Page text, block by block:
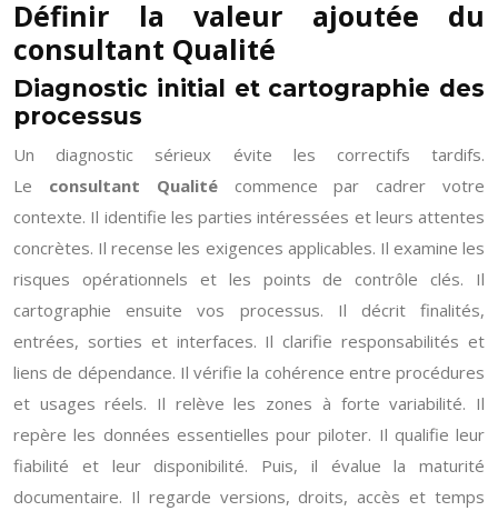
Définir la valeur ajoutée du
consultant Qualité
Diagnostic initial et cartographie des
processus
Un diagnostic sérieux évite les correctifs tardifs.
Le consultant Qualitécommence par cadrer votre
contexte. Il identifie les parties intéressées et leurs attentes
concrètes. Il recense les exigences applicables. Il examine les
risques opérationnels et les points de contrôle clés. Il
cartographie ensuite vos processus. Il décrit finalités,
entrées, sorties et interfaces. Il clarifie responsabilités et
liens de dépendance. Il vérifie la cohérence entre procédures
et usages réels. Il relève les zones à forte variabilité. Il
repère les données essentielles pour piloter. Il qualifie leur
fiabilité et leur disponibilité. Puis, il évalue la maturité
documentaire. Il regarde versions, droits, accès et temps